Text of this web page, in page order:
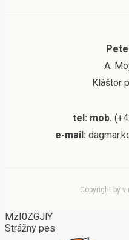
A.
Kláštor
tel: mob.
e-mail:
Copyright by
MzI0ZGJlY
Strážny pes